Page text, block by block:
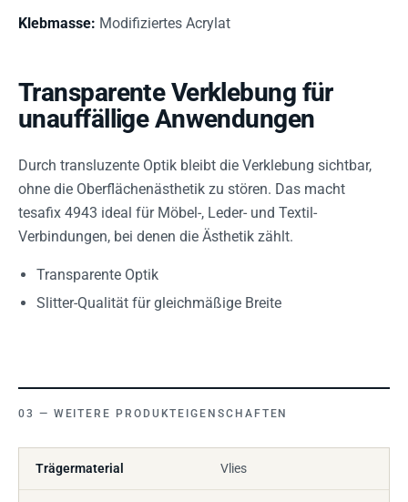
Klebmasse: Modifiziertes Acrylat
Transparente Verklebung für
unauffällige Anwendungen
Durch transluzente Optik bleibt die Verklebung sichtbar,
ohne die Oberflächenästhetik zu stören. Das macht
tesafix 4943 ideal für Möbel-, Leder- und Textil-
Verbindungen, bei denen die Ästhetik zählt.
Transparente Optik
Slitter-Qualität für gleichmäßige Breite
WEITERE PRODUKTEIGENSCHAFTEN
Trägermaterial Vlies